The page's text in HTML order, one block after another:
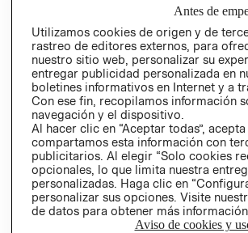
TRANSPARENCIA
Y ÉTICA (INGLÉS)
Colombia ($)
CAMBIAR REGIÓN
Antes de
Utilizamos cookies de origen y de
rastreo de editores externos, para
nuestro sitio web, personalizar su
entregar publicidad personalizada en
boletines informativos en Internet y a
Con ese fin, recopilamos información
navegación y el dispositivo.
Al hacer clic en “Aceptar todas”,
compartamos esta información con
publicitarios. Al elegir “Solo cookies
opcionales, lo que limita nuestra
personalizadas. Haga clic en
personalizar sus opciones. Visite
de datos para obtener más información.
Aviso de cookies y